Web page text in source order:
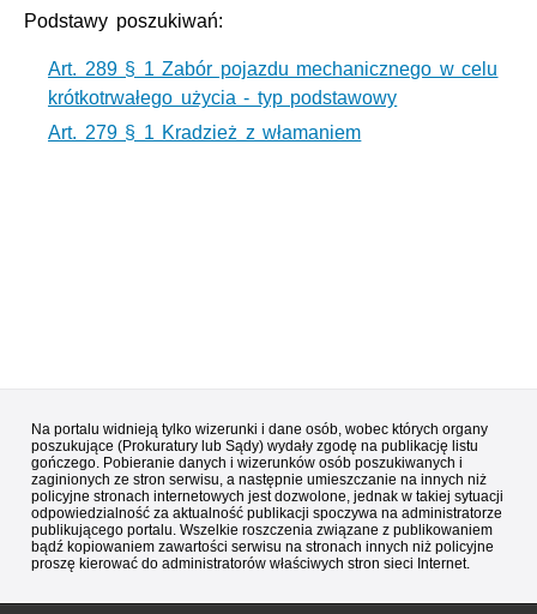
Podstawy poszukiwań:
Art. 289 § 1 Zabór pojazdu mechanicznego w celu
krótkotrwałego użycia - typ podstawowy
Art. 279 § 1 Kradzież z włamaniem
Na portalu widnieją tylko wizerunki i dane osób, wobec których organy
poszukujące (Prokuratury lub Sądy) wydały zgodę na publikację listu
gończego. Pobieranie danych i wizerunków osób poszukiwanych i
zaginionych ze stron serwisu, a następnie umieszczanie na innych niż
policyjne stronach internetowych jest dozwolone, jednak w takiej sytuacji
odpowiedzialność za aktualność publikacji spoczywa na administratorze
publikującego portalu. Wszelkie roszczenia związane z publikowaniem
bądź kopiowaniem zawartości serwisu na stronach innych niż policyjne
proszę kierować do administratorów właściwych stron sieci Internet.